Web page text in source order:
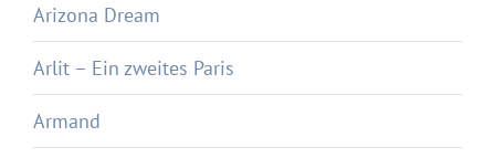
Arizona Dream
Arlit – Ein zweites Paris
Armand